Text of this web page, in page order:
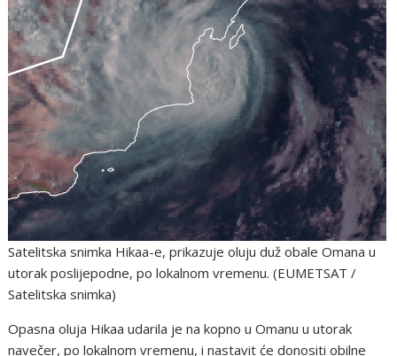
Satelitska snimka Hikaa-e, prikazuje oluju duž obale Omana u
utorak poslijepodne, po lokalnom vremenu. (EUMETSAT /
Satelitska snimka)
Opasna oluja Hikaa udarila je na kopno u Omanu u utorak
navečer, po lokalnom vremenu, i nastavit će donositi obilne